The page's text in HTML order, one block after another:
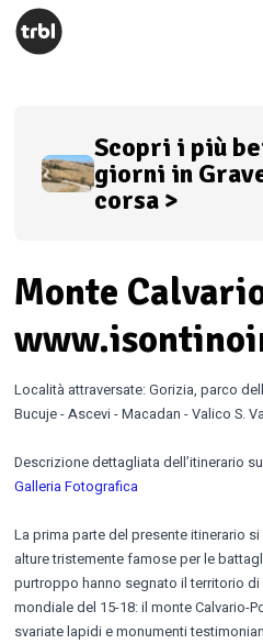
Scopri i più
giorni in
corsa >
Monte
Località attraversate: Gorizia, parco
Bucuje - Ascevi - Macadan - Valico S.
Descrizione dettagliata dell’itinerario su
Galleria Fotografica
La prima parte del presente itinerario
alture tristemente famose per le
purtroppo hanno segnato il territorio
mondiale del 15-18: il monte Calvario-
svariate lapidi e monumenti